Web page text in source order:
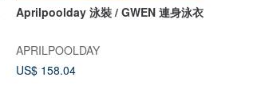
Aprilpoolday 泳裝 / GWEN 連身泳衣
APRILPOOLDAY
US$ 158.04